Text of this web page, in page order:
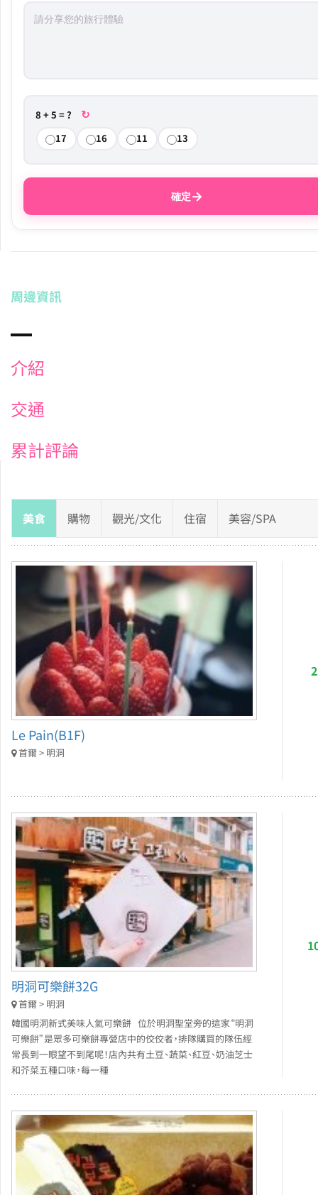
8 + 5 = ? ↻
17 16 11 13
確定→
周邊資訊
介紹
交通
累計評論
美食 購物 觀光/文化 住宿 美容/SPA
Le Pain(B1F)
首爾 > 明洞
明洞可樂餅32G
首爾 > 明洞
韓國明洞新式美味人氣可樂餅 位於明洞聖堂旁的這家“明洞
可樂餅”是眾多可樂餅專營店中的佼佼者，排隊購買的隊伍經
常長到一眼望不到尾呢！店內共有土豆、蔬菜、紅豆、奶油芝士
和芥菜五種口味，每一種